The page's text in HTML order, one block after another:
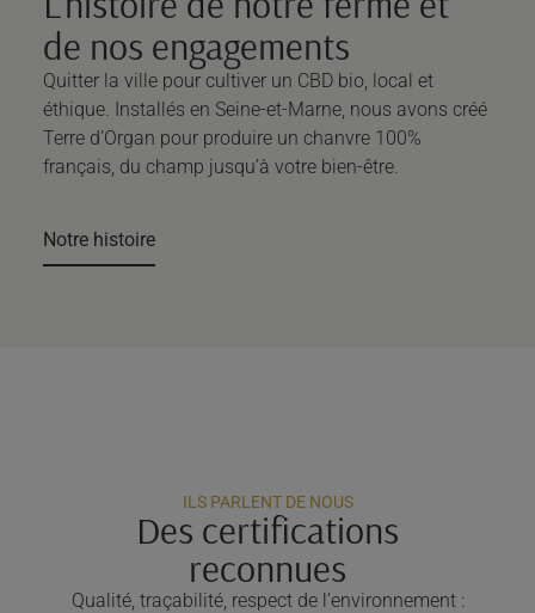
de nos engagements
Quitter la ville pour cultiver un CBD bio, local et
éthique. Installés en Seine-et-Marne, nous avons créé
Terre d’Organ pour produire un chanvre 100%
français, du champ jusqu’à votre bien-être.
Notre histoire
ILS PARLENT DE NOUS
Des certifications
reconnues
Qualité, traçabilité, respect de l’environnement :